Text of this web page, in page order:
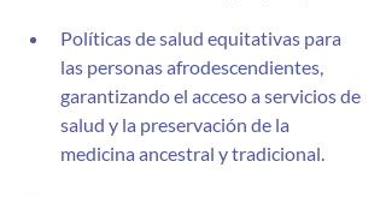
Políticas de salud equitativas para
las personas afrodescendientes,
garantizando el acceso a servicios de
salud y la preservación de la
medicina ancestral y tradicional.